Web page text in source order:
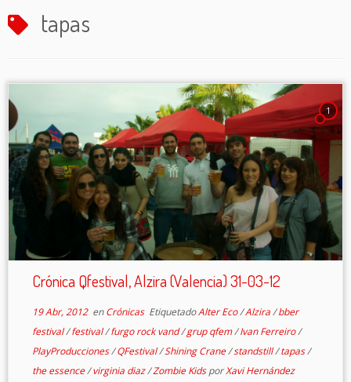
tapas
1
Crónica Qfestival, Alzira (Valencia) 31-03-12
19 Abr, 2012enCrónicas EtiquetadoAlter Eco/Alzira/bber
festival/festival/furgo rock vand/grup qfem/Ivan Ferreiro/
PlayProducciones/QFestival/Shining Crane/standstill/tapas/
the essence/virginia diaz/Zombie KidsporXavi Hernández